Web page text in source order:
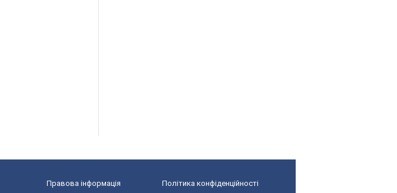
Правова інформація Політика конфіденційності